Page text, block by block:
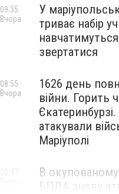
У
триває набір
звертатися
09:35
Вчора
1626 день
війни. Горить
атакували
Маріуполі
08:55
Вчора
В окупованому
БПЛА знову